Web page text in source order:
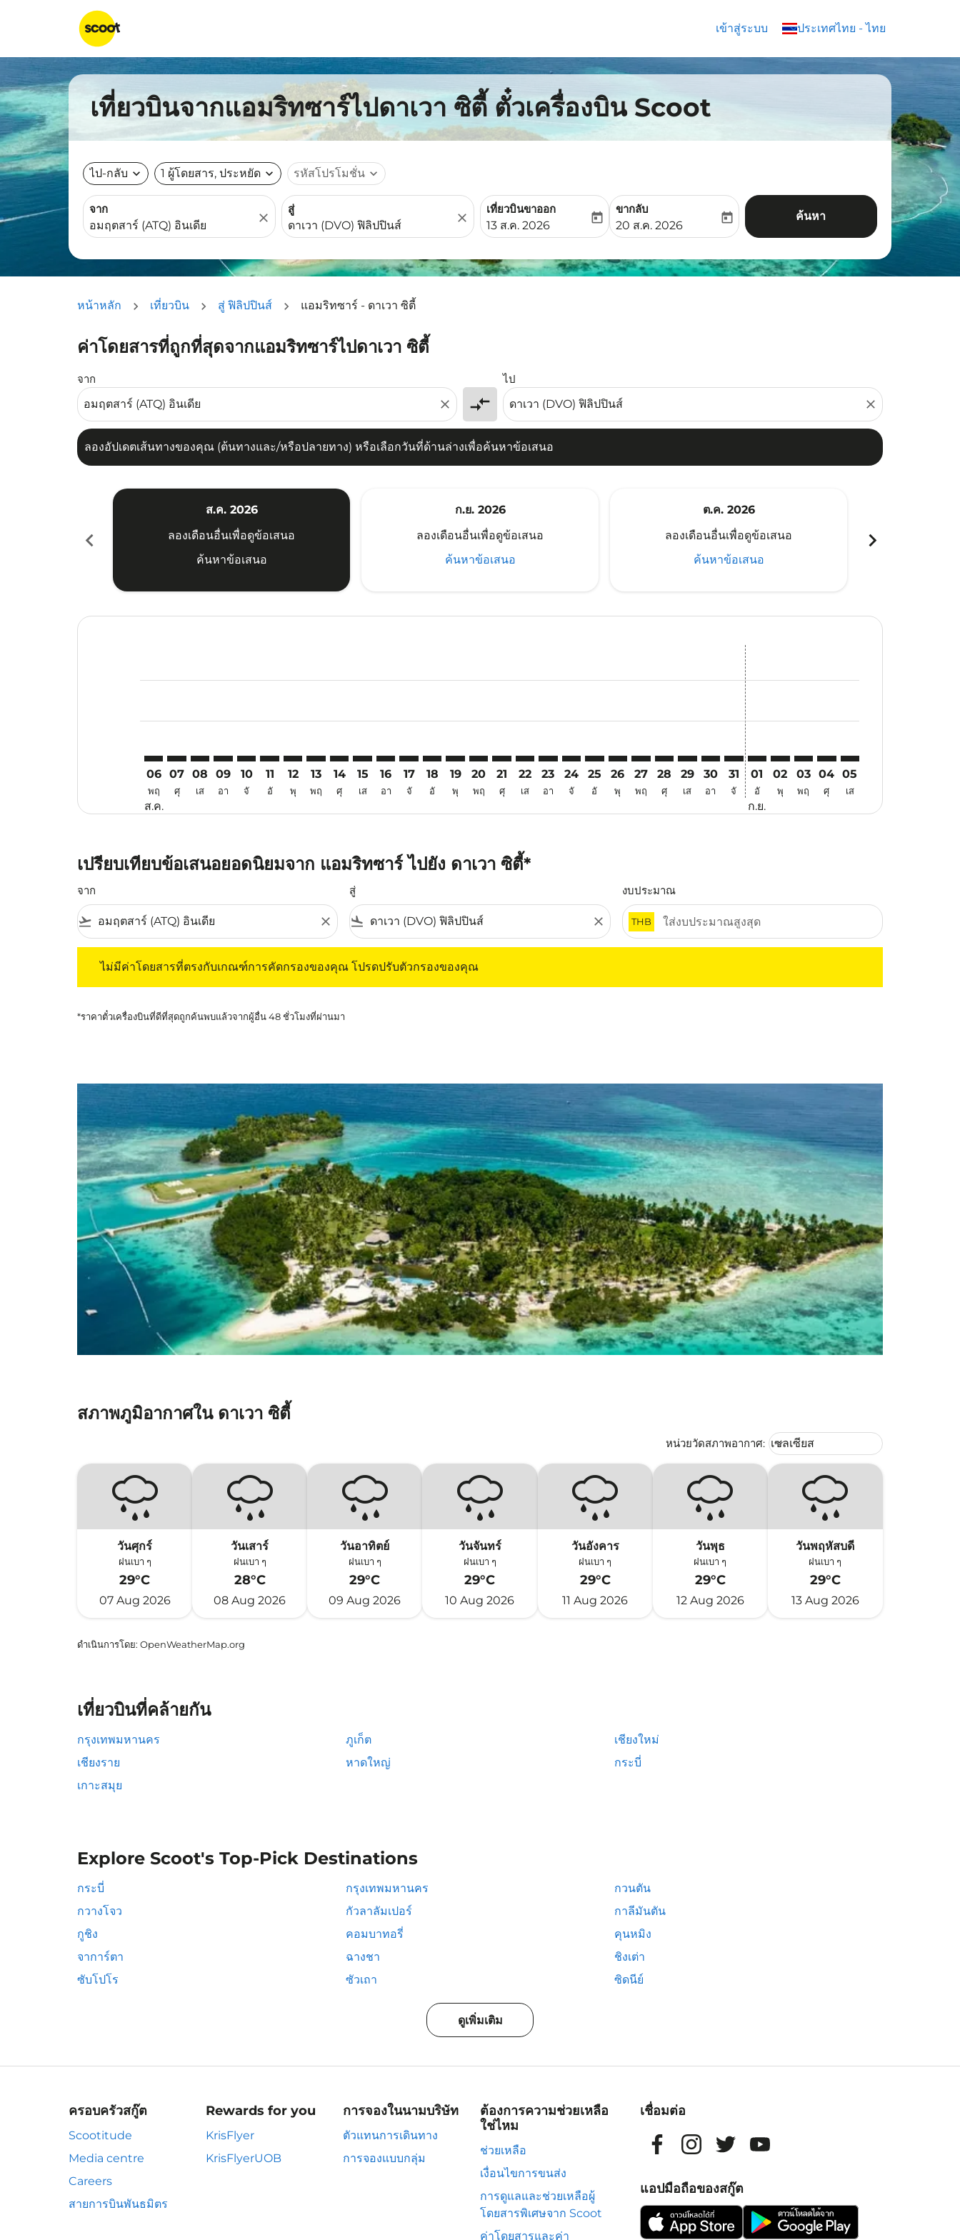
เข้าสู่ระบบ ประเทศไทย - ไทย
keyboard_arrow_down
เที่ยวบินจากแอมริทซาร์ไปดาเวา ซิตี้ ตั๋วเครื่องบิน Scoot
ไป-กลับ expand_more 1 ผู้โดยสาร, ประหยัด expand_more รหัสโปรโมชั่น expand_more
จาก
close
สู่
close
เที่ยวบินขาออก
fc-booking-departure-date-aria-label
13 ส.ค. 2026
today
ขากลับ
fc-booking-return-date-aria-label
20 ส.ค. 2026
today ค้นหา
หน้าหลัก เที่ยวบิน สู่ ฟิลิปปินส์ แอมริทซาร์ - ดาเวา ซิตี้
ค่าโดยสารที่ถูกที่สุดจากแอมริทซาร์ไปดาเวา ซิตี้
จาก
close compare_arrows
ไป
close
ลองอัปเดตเส้นทางของคุณ (ต้นทางและ/หรือปลายทาง) หรือเลือกวันที่ด้านล่างเพื่อค้นหาข้อเสนอ
ลองอัปเดตเส้นทางของคุณ (ต้นทางและ/หรือปลายทาง) หรือเลือกวันที่ด้านล่างเพื่อค้นหาข้อเสนอ
chevron_left
ส.ค. 2026
ลองเดือนอื่นเพื่อดูข้อเสนอ
ค้นหาข้อเสนอ
ก.ย. 2026
ลองเดือนอื่นเพื่อดูข้อเสนอ
ค้นหาข้อเสนอ
ต.ค. 2026
ลองเดือนอื่นเพื่อดูข้อเสนอ
ค้นหาข้อเสนอ
chevron_right
06
พฤ
ส.ค.
07
ศุ
08
เส
09
อา
10
จั
11
อั
12
พุ
13
พฤ
14
ศุ
15
เส
16
อา
17
จั
18
อั
19
พุ
ATQ–DVO: cmp-view-offers-disclaimer. ค้นหาข้อเสนอ
20
พฤ
ATQ–DVO: cmp-view-offers-disclaimer. ค้นหาข้อเสนอ
21
ศุ
ATQ–DVO: cmp-view-offers-disclaimer. ค้นหาข้อเสนอ
22
เส
ATQ–DVO: cmp-view-offers-disclaimer. ค้นหาข้อเสนอ
23
อา
ATQ–DVO: cmp-view-offers-disclaimer. ค้นหาข้อเสนอ
24
จั
ATQ–DVO: cmp-view-offers-disclaimer. ค้นหาข้อเสนอ
25
อั
ATQ–DVO: cmp-view-offers-disclaimer. ค้นหาข้อเสนอ
26
พุ
ATQ–DVO: cmp-view-offers-disclaimer. ค้นหาข้อเสนอ
27
พฤ
ATQ–DVO: cmp-view-offers-disclaimer. ค้นหาข้อเสนอ
28
ศุ
ATQ–DVO: cmp-view-offers-disclaimer. ค้นหาข้อเสนอ
29
เส
ATQ–DVO: cmp-view-offers-disclaimer. ค้นหาข้อ
30
อา
ATQ–DVO: cmp-view-offers-disclaimer. ค้น
31
จั
01
อั
ก.ย.
02
พุ
03
พฤ
04
ศุ
05
เส
เปรียบเทียบข้อเสนอยอดนิยมจาก แอมริทซาร์ ไปยัง ดาเวา ซิตี้*
จาก
flight_takeoff close
สู่
flight_land close
งบประมาณ
THB
ไม่มีค่าโดยสารที่ตรงกับเกณฑ์การคัดกรองของคุณ โปรดปรับตัวกรองของคุณ
*ราคาตั๋วเครื่องบินที่ดีที่สุดถูกค้นพบแล้วจากผู้อื่น 48 ชั่วโมงที่ผ่านมา
สภาพภูมิอากาศใน ดาเวา ซิตี้
หน่วยวัดสภาพอากาศ: Weather unit option เซลเซียส
เซลเซียส
keyboard_arrow_down
วันศุกร์
ฝนเบา ๆ
29°C
07 Aug 2026
วันเสาร์
ฝนเบา ๆ
28°C
08 Aug 2026
วันอาทิตย์
ฝนเบา ๆ
29°C
09 Aug 2026
วันจันทร์
ฝนเบา ๆ
29°C
10 Aug 2026
วันอังคาร
ฝนเบา ๆ
29°C
11 Aug 2026
วันพุธ
ฝนเบา ๆ
29°C
12 Aug 2026
วันพฤหัสบดี
ฝนเบา ๆ
29°C
13 Aug 2026
ดำเนินการโดย: OpenWeatherMap.org
เที่ยวบินที่คล้ายกัน
กรุงเทพมหานคร ภูเก็ต
เชียงใหม่
เชียงราย
หาดใหญ่
กระบี่
เกาะสมุย
Explore Scoot's Top-Pick Destinations
กระบี่ กรุงเทพมหานคร
กวนตัน
กวางโจว
กัวลาลัมเปอร์
กาลีมันตัน
กูชิง
คอมบาทอรี่
คุนหมิง
จาการ์ตา
ฉางชา
ชิงเต่า
ซับโปโร
ซัวเถา ซิดนีย์
ดูเพิ่มเติม
ครอบครัวสกู๊ต
Scootitude
Media centre
Careers
สายการบินพันธมิตร
Rewards for you
KrisFlyer
KrisFlyerUOB
การจองในนามบริษัท
ตัวแทนการเดินทาง
การจองแบบกลุ่ม
ต้องการความช่วยเหลือ
ใช่ไหม
ช่วยเหลือ
เงื่อนไขการขนส่ง
การดูแลและช่วยเหลือผู้
โดยสารพิเศษจาก Scoot
ค่าโดยสารและค่า
เชื่อมต่อ
แอปมือถือของสกู๊ต